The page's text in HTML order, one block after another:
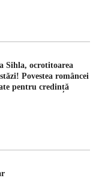
Sihla, ocrotitoarea
Povestea româncei
pentru credință